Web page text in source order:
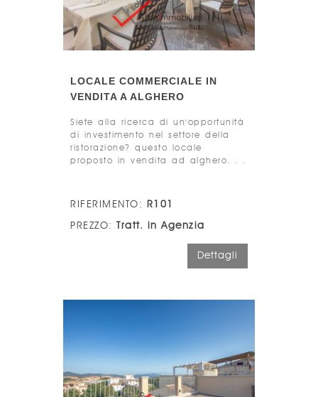
LOCALE COMMERCIALE IN
VENDITA A ALGHERO
Siete alla ricerca di un'opportunità
di investimento nel settore della
ristorazione? questo locale
proposto in vendita ad alghero. . .
RIFERIMENTO: R101
PREZZO: Tratt. in Agenzia
Dettagli